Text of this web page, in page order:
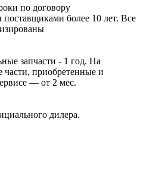
по договору
более 10 лет. Все
запчасти - 1 год. На
части, приобретенные и
— от 2 мес.
дилера.